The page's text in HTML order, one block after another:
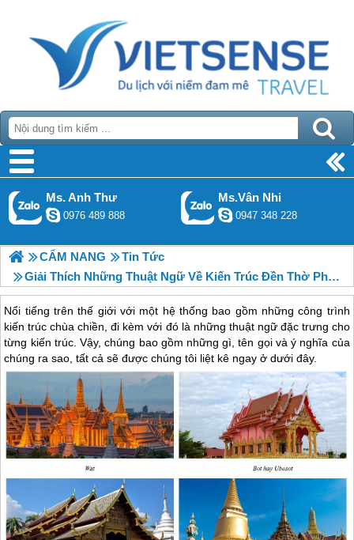
Ms. Anh Thư
0976 489 888
Ms.Vân Nhi
0947 348 228
CẨM NANG
Tin Tức
Giải Thích Những Thuật Ngữ Về Kiến Trúc Đền Thờ Phật Giáo Ở Thái Lan.
Nổi tiếng trên thế giới với một hệ thống bao gồm những công trình
kiến trúc chùa chiền, đi kèm với đó là những thuật ngữ đặc trưng cho
từng kiến trúc. Vậy, chúng bao gồm những gì, tên gọi và ý nghĩa của
chúng ra sao, tất cả sẽ được chúng tôi liệt kê ngay ở dưới đây.